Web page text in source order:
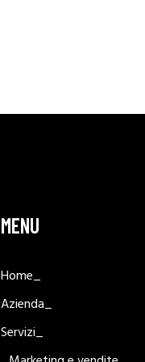
MENU
Home_
Azienda_
Servizi_